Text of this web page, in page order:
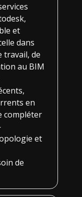
et
dans
travail, de
au BIM
en
compléter
et
de